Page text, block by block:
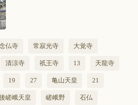
仏寺 常寂光寺 大覚寺
清涼寺 祇王寺 13 天龍寺
19 27 亀山天皇 21
嵯峨天皇 嵯峨野 石仏